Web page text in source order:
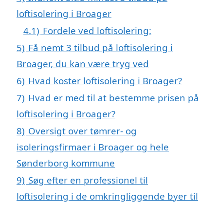
loftisolering i Broager
4.1) Fordele ved loftisolering:
5) Få nemt 3 tilbud på loftisolering i
Broager, du kan være tryg ved
6) Hvad koster loftisolering i Broager?
7) Hvad er med til at bestemme prisen på
loftisolering i Broager?
8) Oversigt over tømrer- og
isoleringsfirmaer i Broager og hele
Sønderborg kommune
9) Søg efter en professionel til
loftisolering i de omkringliggende byer til